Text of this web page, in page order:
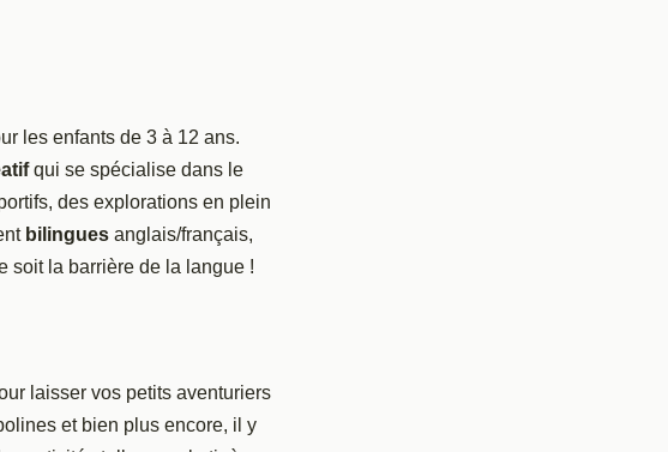
les enfants de 3 à 12 ans.
qui se spécialise dans le
des explorations en plein
bilingues anglais/français,
soit la barrière de la langue !
laisser vos petits aventuriers
et bien plus encore, il y